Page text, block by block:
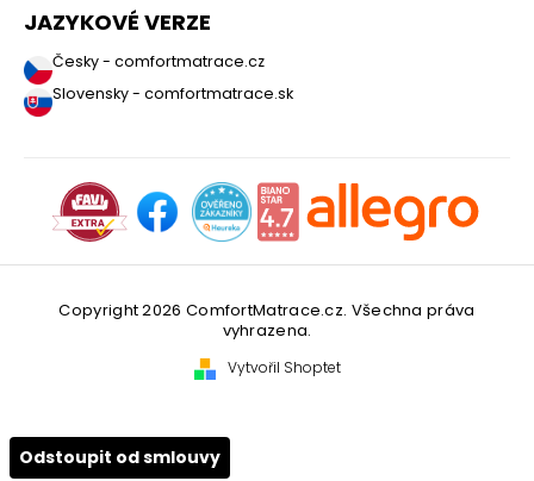
JAZYKOVÉ VERZE
Česky - comfortmatrace.cz
Slovensky - comfortmatrace.sk
Vytvořil Shoptet
Copyright 2026 ComfortMatrace.cz. Všechna práva
vyhrazena.
Odstoupit od smlouvy